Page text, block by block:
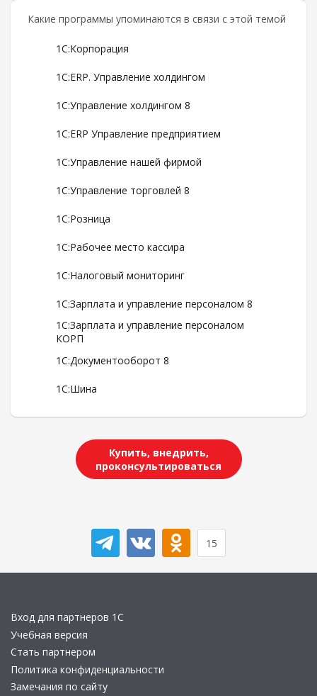
Какие программы упоминаются в связи с этой темой
1С:Корпорация
1С:ERP. Управление холдингом
1С:Управление холдингом 8
1С:ERP Управление предприятием
1С:Управление нашей фирмой
1С:Управление торговлей 8
1С:Розница
1С:Рабочее место кассира
1С:Налоговый мониторинг
1С:Зарплата и управление персоналом 8
1С:Зарплата и управление персоналом
КОРП
1С:Документооборот 8
1С:Шина
Купить, внедрить,
проконсультироваться
15
Вход для партнеров 1С
Учебная версия
Стать партнером
Политика конфиденциальности
Замечания по сайту